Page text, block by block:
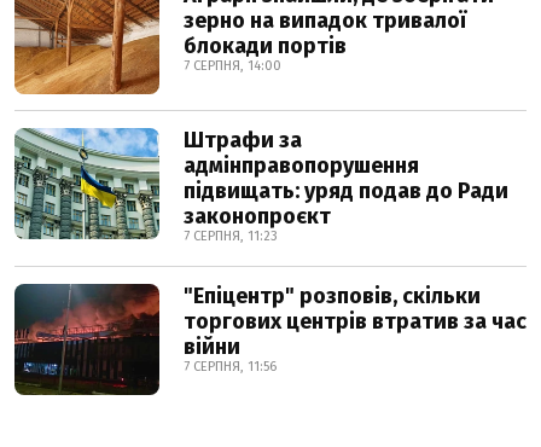
зерно на випадок тривалої
блокади портів
7 СЕРПНЯ, 14:00
Штрафи за
адмінправопорушення
підвищать: уряд подав до Ради
законопроєкт
7 СЕРПНЯ, 11:23
"Епіцентр" розповів, скільки
торгових центрів втратив за час
війни
7 СЕРПНЯ, 11:56